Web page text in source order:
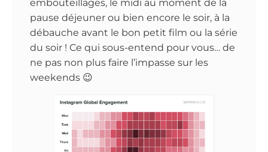
embouteillages, le midi au moment de la
pause déjeuner ou bien encore le soir, à la
débauche avant le bon petit film ou la série
du soir ! Ce qui sous-entend pour vous… de
ne pas non plus faire l’impasse sur les
weekends 😉